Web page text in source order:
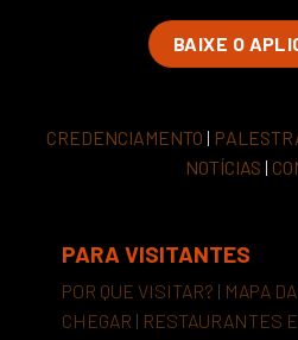
BAIXE O
CREDENCIAMENTO |
NOTÍCIAS |
PARA VISITANTES
POR QUE VISITAR? | MAPA
CHEGAR | RESTAURANTES